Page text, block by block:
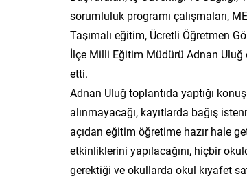
sorumluluk programı çalışmaları,
Taşımalı eğitim, Ücretli Öğretmen
İlçe Milli Eğitim Müdürü Adnan Uluğ
etti.
Adnan Uluğ toplantıda yaptığı
alınmayacağı, kayıtlarda bağış
açıdan eğitim öğretime hazır hale
etkinliklerini yapılacağını, hiçbir
gerektiği ve okullarda okul kıyafet